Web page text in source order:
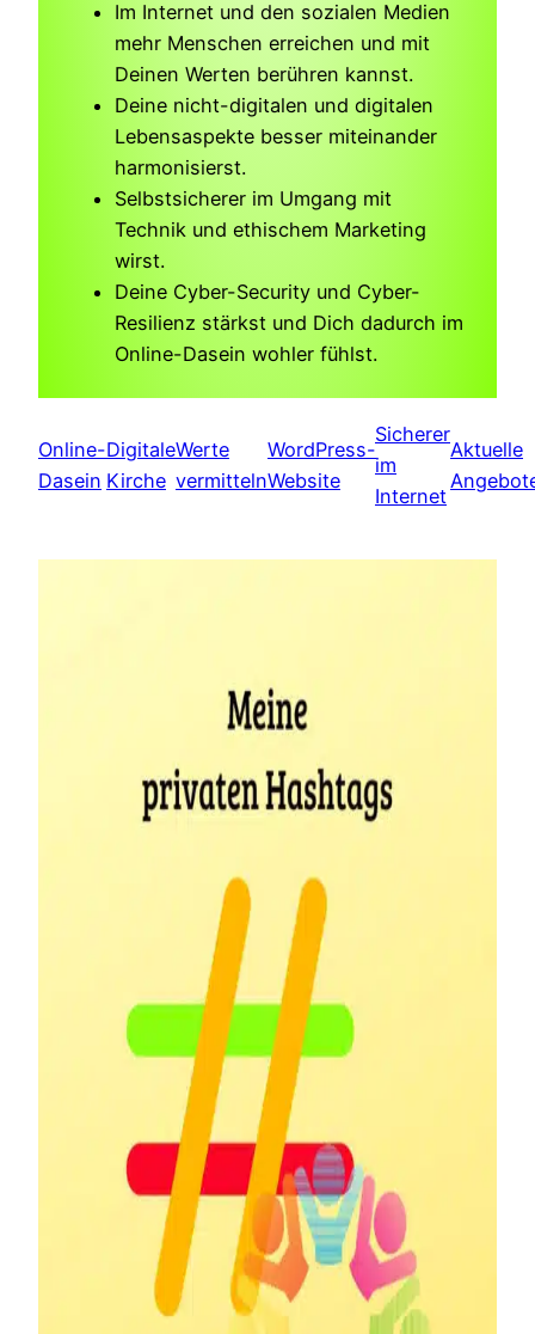
Im Internet und den sozialen Medien
mehr Menschen erreichen und mit
Deinen Werten berühren kannst.
Deine nicht-digitalen und digitalen
Lebensaspekte besser miteinander
harmonisierst.
Selbstsicherer im Umgang mit
Technik und ethischem Marketing
wirst.
Deine Cyber-Security und Cyber-
Resilienz stärkst und Dich dadurch im
Online-Dasein wohler fühlst.
Online-
Dasein
Digitale
Kirche
Werte
vermitteln
WordPress-
Website
Sicherer
im
Internet
Aktuelle